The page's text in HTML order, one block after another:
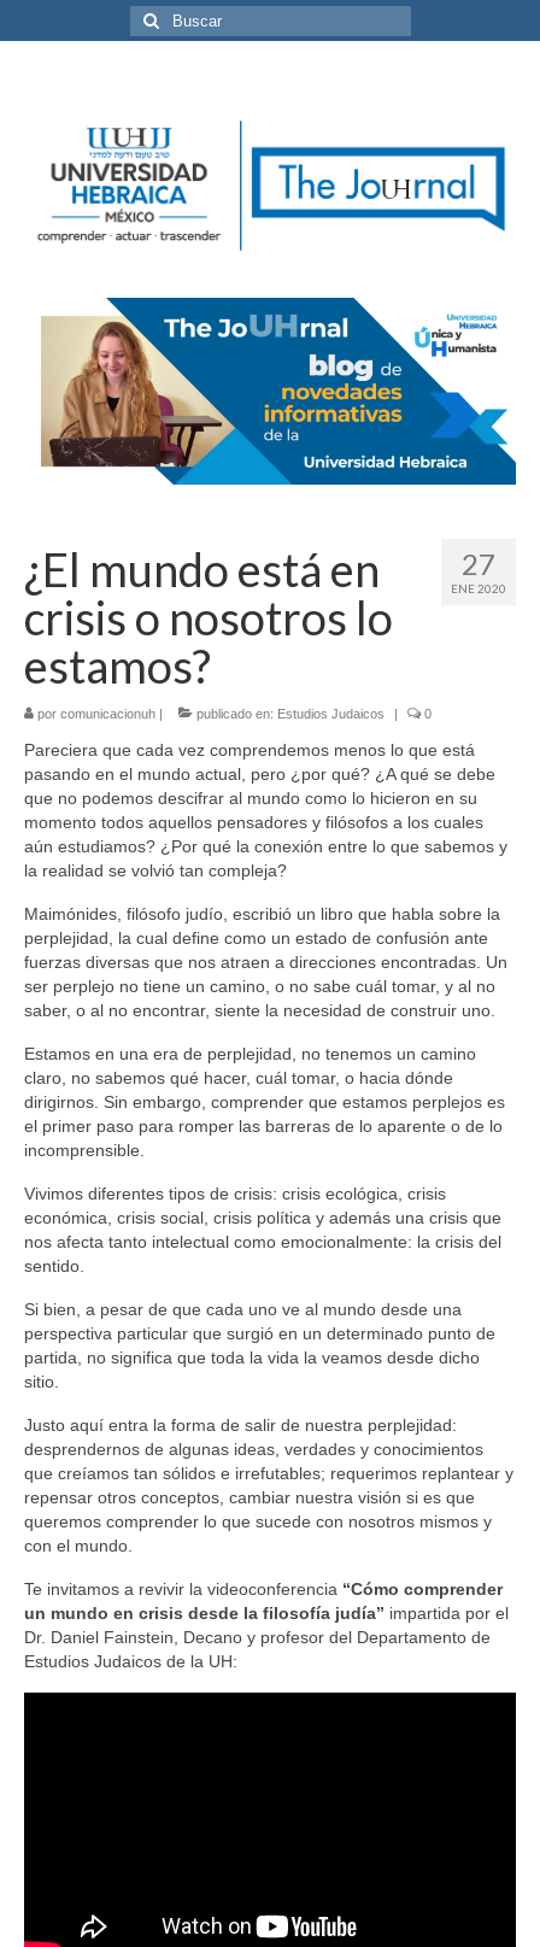
Buscar
por:
27
ENE 2020
¿El mundo está en
crisis o nosotros lo
estamos?
por comunicacionuh | publicado en: Estudios Judaicos | 0
Pareciera que cada vez comprendemos menos lo que está
pasando en el mundo actual, pero ¿por qué? ¿A qué se debe
que no podemos descifrar al mundo como lo hicieron en su
momento todos aquellos pensadores y filósofos a los cuales
aún estudiamos? ¿Por qué la conexión entre lo que sabemos y
la realidad se volvió tan compleja?
Maimónides, filósofo judío, escribió un libro que habla sobre la
perplejidad, la cual define como un estado de confusión ante
fuerzas diversas que nos atraen a direcciones encontradas. Un
ser perplejo no tiene un camino, o no sabe cuál tomar, y al no
saber, o al no encontrar, siente la necesidad de construir uno.
Estamos en una era de perplejidad, no tenemos un camino
claro, no sabemos qué hacer, cuál tomar, o hacia dónde
dirigirnos. Sin embargo, comprender que estamos perplejos es
el primer paso para romper las barreras de lo aparente o de lo
incomprensible.
Vivimos diferentes tipos de crisis: crisis ecológica, crisis
económica, crisis social, crisis política y además una crisis que
nos afecta tanto intelectual como emocionalmente: la crisis del
sentido.
Si bien, a pesar de que cada uno ve al mundo desde una
perspectiva particular que surgió en un determinado punto de
partida, no significa que toda la vida la veamos desde dicho
sitio.
Justo aquí entra la forma de salir de nuestra perplejidad:
desprendernos de algunas ideas, verdades y conocimientos
que creíamos tan sólidos e irrefutables; requerimos replantear y
repensar otros conceptos, cambiar nuestra visión si es que
queremos comprender lo que sucede con nosotros mismos y
con el mundo.
Te invitamos a revivir la videoconferencia “Cómo comprender
un mundo en crisis desde la filosofía judía” impartida por el
Dr. Daniel Fainstein, Decano y profesor del Departamento de
Estudios Judaicos de la UH: